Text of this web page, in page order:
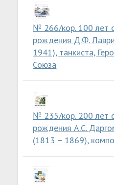
№ 266/кор. 100 лет
рождения Д.Ф.
1941), танкиста,
Союза
№ 235/кор. 200 лет
рождения А.С.
(1813 – 1869),